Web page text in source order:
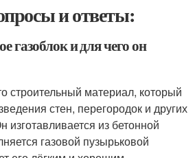
и ответы:
газоблок и для чего он
строительный материал, который
стен, перегородок и других
изготавливается из бетонной
газовой пузырьковой